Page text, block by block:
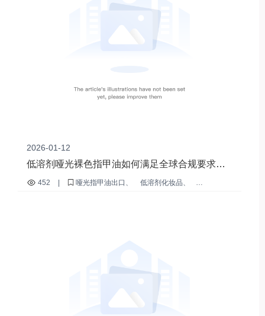
2026-01-12
低溶剂哑光裸色指甲油如何满足全球合规要求：
郑州维美M-018案例研究
452 哑光指甲油出口
低溶剂化妆品